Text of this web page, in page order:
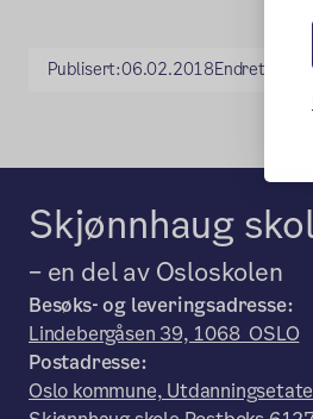
Publisert:06.02.2018Endret:
Skjønnhaug
– en del av Osloskolen
Besøks- og leveringsadresse:
Lindebergåsen 39, 1068 OSLO
Postadresse:
Oslo kommune,